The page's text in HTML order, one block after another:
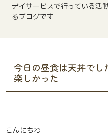
デイサービスで行っている活
るブログです
今日の昼食は天丼で
楽しかった
こんにちわ